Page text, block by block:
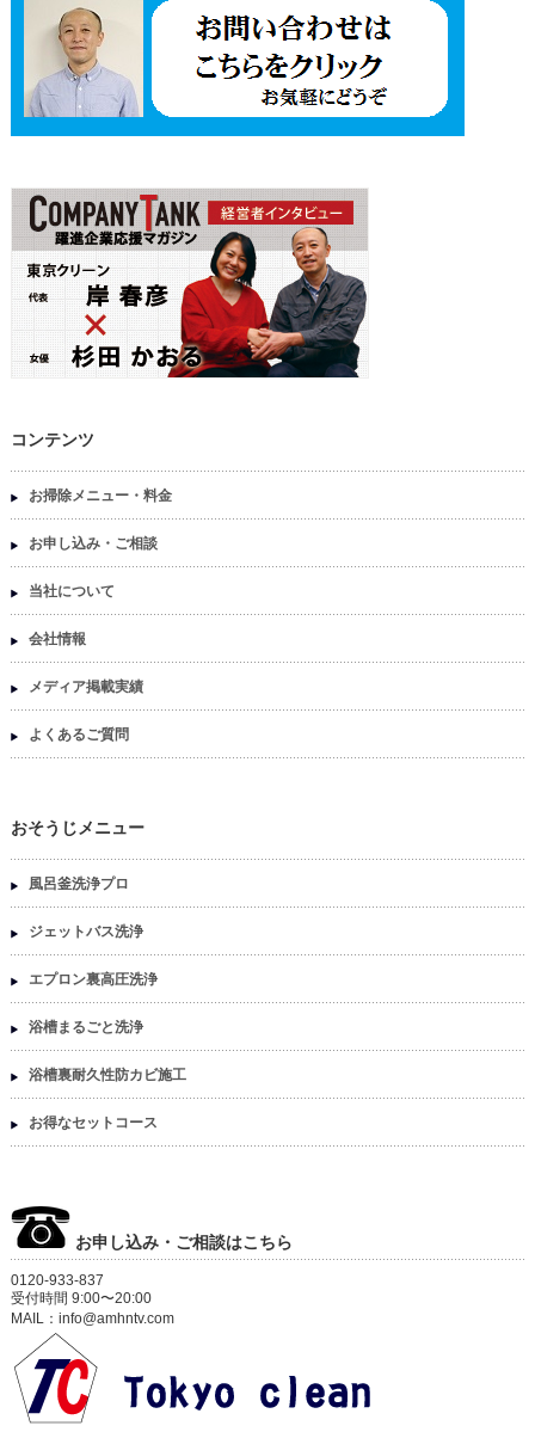
コンテンツ
お掃除メニュー・料金
お申し込み・ご相談
当社について
会社情報
メディア掲載実績
よくあるご質問
おそうじメニュー
風呂釜洗浄プロ
ジェットバス洗浄
エプロン裏高圧洗浄
浴槽まるごと洗浄
浴槽裏耐久性防カビ施工
お得なセットコース
お申し込み・ご相談はこちら
0120-933-837
受付時間 9:00〜20:00
MAIL：info@amhntv.com